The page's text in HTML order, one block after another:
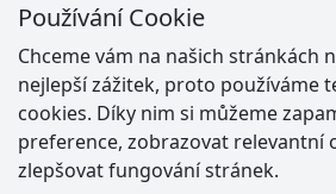
bankovní spojení: 123-
IBAN: CZ48 0100 0001
Co
Vbočený palec
Používání Cookie
Chceme vám na našich stránkách
nejlepší zážitek, proto používáme
cookies. Díky nim si můžeme
preference, zobrazovat relevantní
zlepšovat fungování stránek.